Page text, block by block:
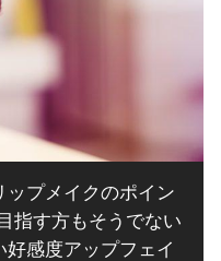
プメイクのポイン
指す方もそうでない
感度アップフェイ